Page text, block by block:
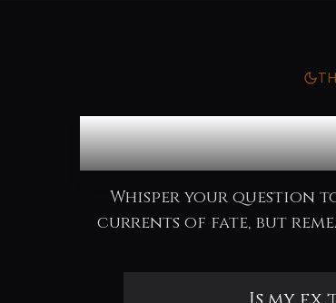
Whisper your question
currents of fate, but